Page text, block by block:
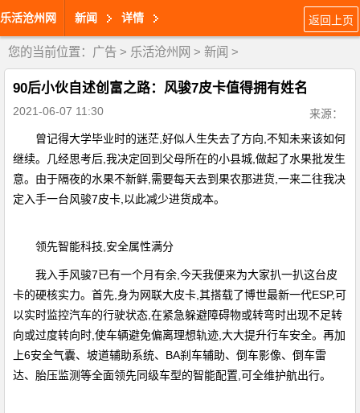
乐活沧州网 新闻 详情 返回上页
您的当前位置： 广告 > 乐活沧州网 > 新闻 >
90后小伙自述创富之路：风骏7皮卡值得拥有姓名
2021-06-07 11:30
来源：
曾记得大学毕业时的迷茫,好似人生失去了方向,不知未来该如何
继续。几经思考后,我决定回到父母所在的小县城,做起了水果批发生
意。由于隔夜的水果不新鲜,需要每天去到果农那进货,一来二往我决
定入手一台风骏7皮卡,以此减少进货成本。
领先智能科技,安全属性满分
我入手风骏7已有一个月有余,今天我便来为大家扒一扒这台皮
卡的硬核实力。首先,身为网联大皮卡,其搭载了博世最新一代ESP,可
以实时监控汽车的行驶状态,在紧急躲避障碍物或转弯时出现不足转
向或过度转向时,使车辆避免偏离理想轨迹,大大提升行车安全。再加
上6安全气囊、坡道辅助系统、BA刹车辅助、倒车影像、倒车雷
达、胎压监测等全面领先同级车型的智能配置,可全维护航出行。